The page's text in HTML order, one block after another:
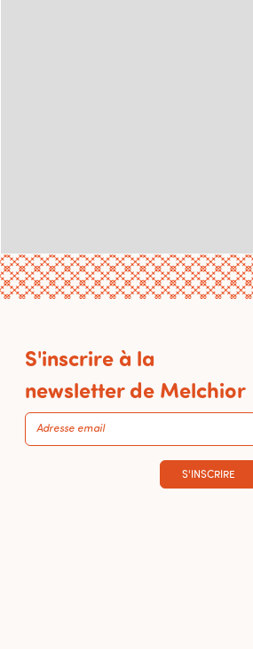
S'inscrire à la
newsletter de Melchior
S'INSCRIRE